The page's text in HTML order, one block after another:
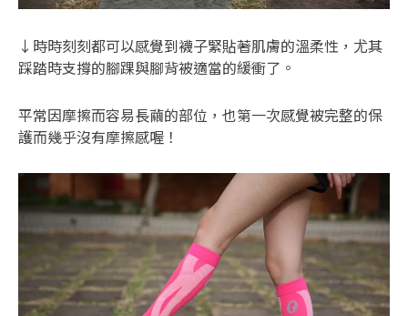
↓時時刻刻都可以感覺到襪子緊貼著肌膚的溫柔性，尤其
踩踏時支撐的腳踝與腳背被適當的緩衝了。
平常因摩擦而容易長繭的部位，也第一次感覺被完整的保
護而幾乎沒有摩擦感喔！